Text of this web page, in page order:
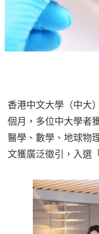
香港中文大學（中大
個月，多位中大學者
醫學、數學、地球物
文獲廣泛徵引，入選